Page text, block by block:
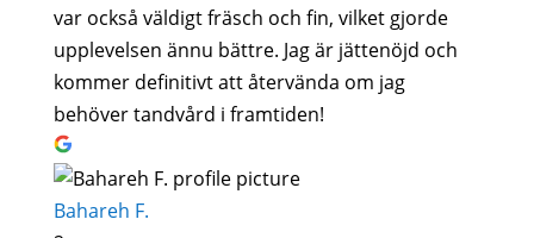
var också väldigt fräsch och fin, vilket gjorde
upplevelsen ännu bättre. Jag är jättenöjd och
kommer definitivt att återvända om jag
behöver tandvård i framtiden!
Bahareh F.